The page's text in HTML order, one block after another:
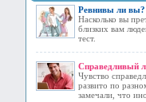
Ревнивы ли вы?
Насколько вы
близких вам
тест.
Справедливый
Чувство
развито по
замечали, что